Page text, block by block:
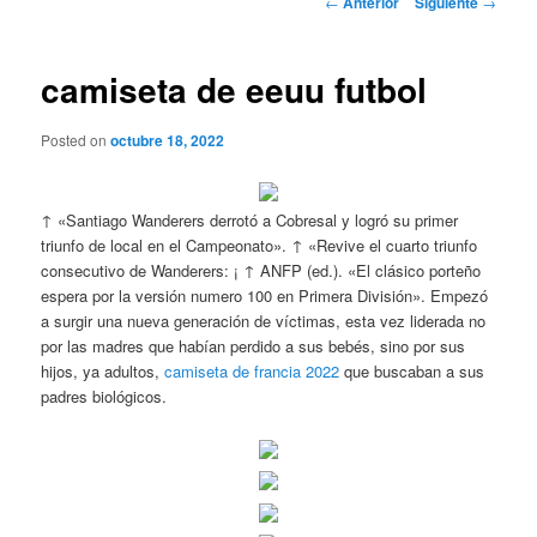
camiseta de eeuu futbol
Posted onoctubre 18, 2022
↑ «Santiago Wanderers derrotó a Cobresal y logró su primer
triunfo de local en el Campeonato». ↑ «Revive el cuarto triunfo
consecutivo de Wanderers: ¡ ↑ ANFP (ed.). «El clásico porteño
espera por la versión numero 100 en Primera División». Empezó
a surgir una nueva generación de víctimas, esta vez liderada no
por las madres que habían perdido a sus bebés, sino por sus
hijos, ya adultos,camiseta de francia 2022 que buscaban a sus
padres biológicos.